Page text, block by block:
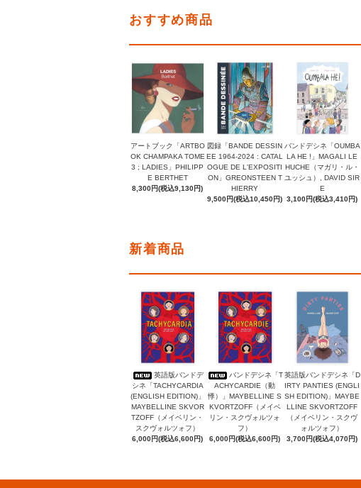
おすすめ商品
アートブック「ARTBO
OK CHAMPAKA TOME
3 ; LADIES」PHILIPP
E BERTHET
8,300円(税込9,130円)
図録「BANDE DESSIN
EE 1964-2024 : CATAL
OGUE DE L'EXPOSITI
ON」GREONSTEEN T
HIERRY
9,500円(税込10,450円)
バンドデシネ「OUMBA
LA HE !」MAGALI LE
HUCHE（マガリ・ル・
ユッシュ）, DAVID SIR
E
3,100円(税込3,410円)
新着商品
英語版バンドデ
シネ「TACHYCARDIA
(ENGLISH EDITION)」
MAYBELLINE SKVOR
TZOFF（メイベリン・
スクヴォルツォフ）
6,000円(税込6,600円)
バンドデシネ「T
ACHYCARDIE（動
悸）」MAYBELLINE S
KVORTZOFF（メイベ
リン・スクヴォルツォ
フ）
6,000円(税込6,600円)
英語版バンドデシネ「D
IRTY PANTIES (ENGLI
SH EDITION)」MAYBE
LLINE SKVORTZOFF
（メイベリン・スクヴ
ォルツォフ）
3,700円(税込4,070円)